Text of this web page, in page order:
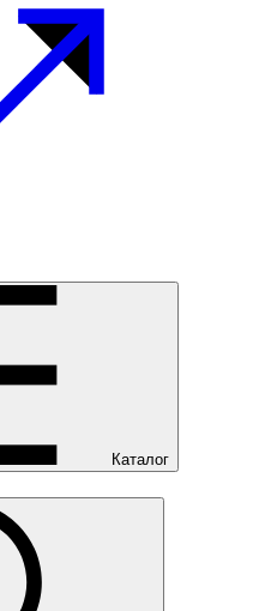
Каталог